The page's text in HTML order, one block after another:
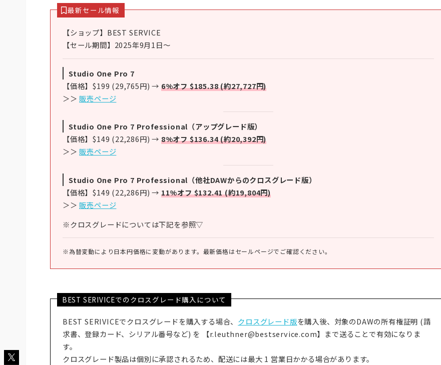
最新セール情報
【ショップ】BEST SERVICE
【セール期間】2025年9月1日～
Studio One Pro 7
【価格】$199 (29,765円) → 6%オフ $185.38 (約27,727円)
＞＞ 販売ページ
Studio One Pro 7 Professional（アップグレード版）
【価格】$149 (22,286円) → 8%オフ $136.34 (約20,392円)
＞＞ 販売ページ
Studio One Pro 7 Professional（他社DAWからのクロスグレード版）
【価格】$149 (22,286円) → 11%オフ $132.41 (約19,804円)
＞＞ 販売ページ
※クロスグレードについては下記を参照▽
※為替変動により日本円価格に変動があります。最新価格はセールページでご確認ください。
BEST SERIVICEでのクロスグレード購入について
BEST SERIVICEでクロスグレードを購入する場合、 クロスグレード版を購入後、対象のDAWの所有権証明 (請
求書、登録カード、シリアル番号など) を 【r.leuthner@bestservice.com】まで送ることで有効になりま
す。
クロスグレード製品は個別に承認されるため、配送には最大 1 営業日かかる場合があります。